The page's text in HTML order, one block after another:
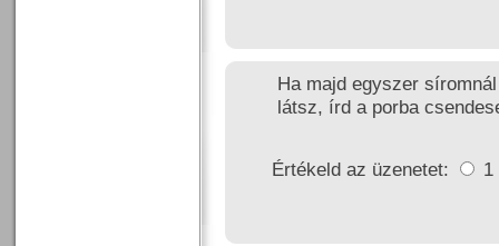
Ha majd egyszer
látsz, írd a porba
Értékeld az üzenetet: 1